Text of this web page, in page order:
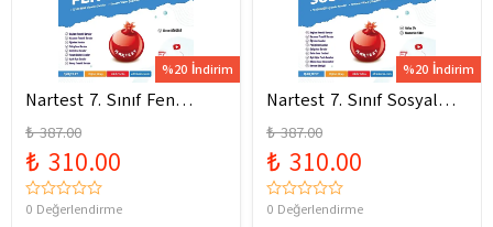
%20 İndirim
Nartest 7. Sınıf Fen
Bilimleri Soru Hazinesi
Yeni Maarif Modele
Uygun
₺ 387.00
₺ 310.00
0 Değerlendirme
%20 İndirim
Nartest 7. Sınıf Sosyal
Bilgiler Soru Hazinesi
Yeni Maarif Modele
Uygun
₺ 387.00
₺ 310.00
0 Değerlendirme